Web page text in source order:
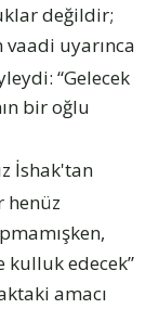
değildir;
vaadi uyarınca
“Gelecek
bir oğlu
İshak'tan
henüz
kulluk edecek”
amacı